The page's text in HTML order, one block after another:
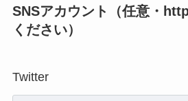
SNSアカウント（任意・
ください）
Twitter